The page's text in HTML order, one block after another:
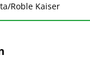
Roble Kaiser